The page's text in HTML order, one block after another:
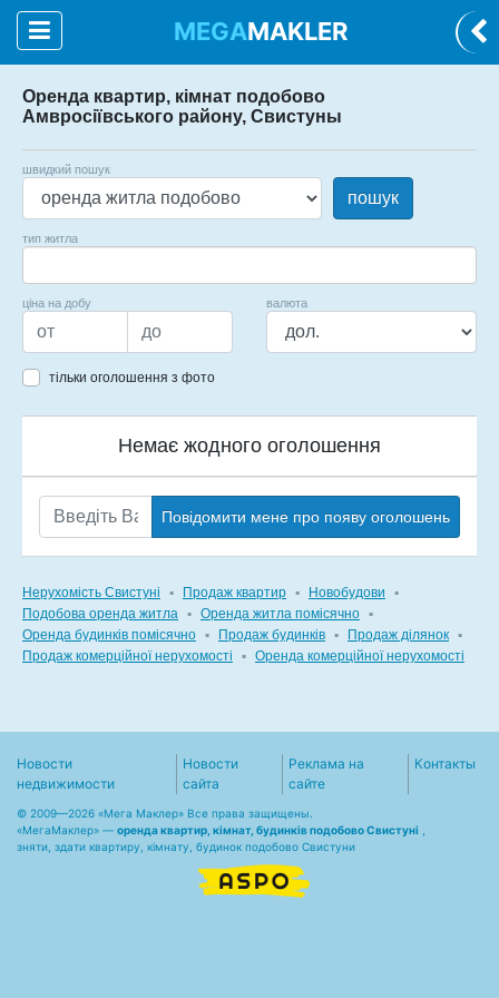
MEGAMAKLER
Оренда квартир, кімнат подобово
Амвросіївського району, Свистуны
швидкий пошук
пошук
тип житла
ціна на добу валюта
тільки оголошення з фото
Немає жодного оголошення
Повідомити мене про появу оголошень
Нерухомість Свистуні ▪ Продаж квартир ▪ Новобудови
▪
Подобова оренда житла ▪ Оренда житла помісячно ▪
Оренда будинків помісячно ▪ Продаж будинків ▪ Продаж ділянок ▪
Продаж комерційної нерухомості
▪ Оренда комерційної нерухомості
Новости
недвижимости
Новости
сайта
Реклама на
сайте
Контакты
© 2009—2026 «Мега Маклер» Все права защищены.
«МегаМаклер» — оренда квартир, кімнат, будинків подобово Свистуні
зняти, здати квартиру, кімнату, будинок подобово Свистуни